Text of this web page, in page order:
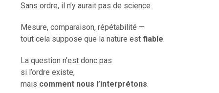
Sans ordre, il n’y aurait pas de science.
Mesure, comparaison, répétabilité —
tout cela suppose que la nature estfiable.
La question n’est donc pas
si l’ordre existe,
mais comment nous l’interprétons.